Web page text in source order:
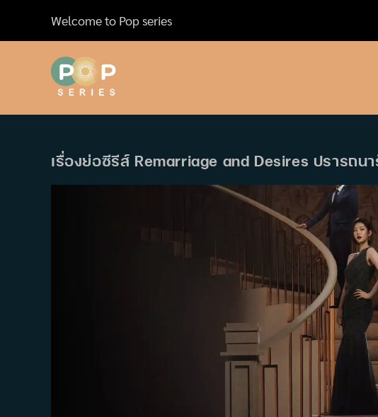
content
Welcome to Pop series
เรื่องย่อซีรีส์ Remarriage and Desires ปรารถน